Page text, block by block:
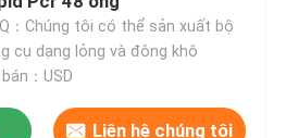
：Chúng tôi có thể sản xuất bộ
cụ dạng lỏng và đông khô
：USD
Liên hệ chúng tôi